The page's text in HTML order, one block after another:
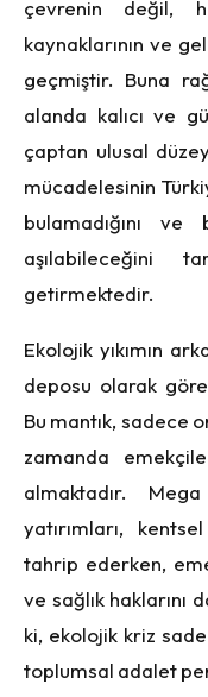
çevrenin değil,
kaynaklarının ve
geçmiştir. Buna
alanda kalıcı ve
çaptan ulusal
mücadelesinin
bulamadığını
aşılabileceğini
getirmektedir.
Ekolojik yıkımın
deposu olarak
Bu mantık, sadece
zamanda
almaktadır.
yatırımları,
tahrip ederken,
ve sağlık
ki, ekolojik kriz
toplumsal adalet